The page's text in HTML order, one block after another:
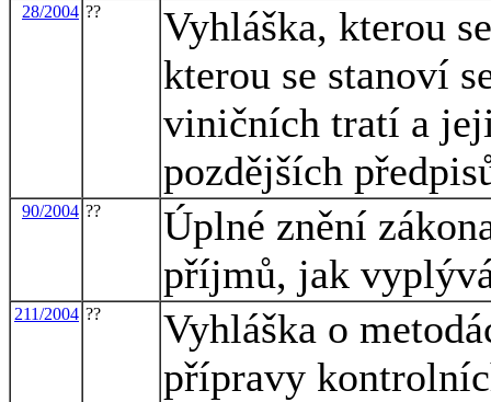
28/2004 ??
Vyhláška, kterou
kterou se stanoví
viničních tratí a
pozdějších
90/2004 ??
Úplné znění
příjmů, jak
211/2004 ??
Vyhláška o
přípravy